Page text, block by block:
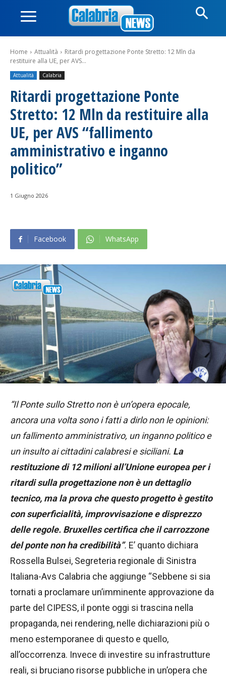
Home Attualità
Ritardi progettazione Ponte Stretto: 12 Mln da
restituire alla UE, per AVS...
Attualità Calabria
Ritardi progettazione Ponte
Stretto: 12 Mln da restituire alla
UE, per AVS “fallimento
amministrativo e inganno
politico”
1 Giugno 2026
Facebook WhatsApp
“Il Ponte sullo Stretto non è un’opera epocale,
ancora una volta sono i fatti a dirlo non le opinioni:
un fallimento amministrativo, un inganno politico e
un insulto ai cittadini calabresi e siciliani. La
restituzione di 12 milioni all’Unione europea per i
ritardi sulla progettazione non è un dettaglio
tecnico, ma la prova che questo progetto è gestito
con superficialità, improvvisazione e disprezzo
delle regole. Bruxelles certifica che il carrozzone
del ponte non ha credibilità”. E’ quanto dichiara
Rossella Bulsei, Segreteria regionale di Sinistra
Italiana-Avs Calabria che aggiunge “Sebbene si sia
tornati a proclamare un’imminente approvazione da
parte del CIPESS, il ponte oggi si trascina nella
propaganda, nei rendering, nelle dichiarazioni più o
meno estemporanee di questo e quello,
all’occorrenza. Invece di investire su infrastrutture
reali, si bruciano risorse pubbliche in un’opera che